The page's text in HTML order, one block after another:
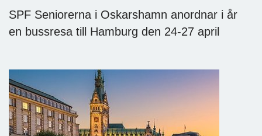
SPF Seniorerna i Oskarshamn anordnar i år
en bussresa till Hamburg den 24-27 april